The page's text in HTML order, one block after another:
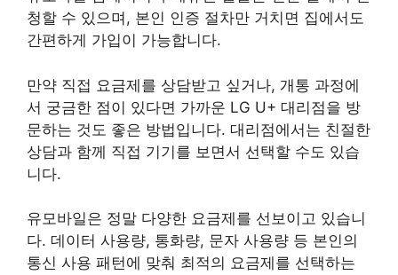
청할 수 있으며, 본인 인증 절차만 거치면 집에서도
간편하게 가입이 가능합니다.
만약 직접 요금제를 상담받고 싶거나, 개통 과정에
서 궁금한 점이 있다면 가까운 LG U+ 대리점을 방
문하는 것도 좋은 방법입니다. 대리점에서는 친절한
상담과 함께 직접 기기를 보면서 선택할 수도 있습
니다.
유모바일은 정말 다양한 요금제를 선보이고 있습니
다. 데이터 사용량, 통화량, 문자 사용량 등 본인의
통신 사용 패턴에 맞춰 최적의 요금제를 선택하는